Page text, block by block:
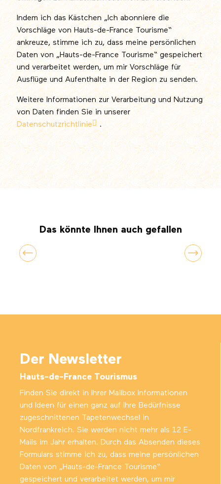
Indem ich das Kästchen „Ich abonniere die
Vorschläge von Hauts-de-France Tourisme“
ankreuze, stimme ich zu, dass meine persönlichen
Daten von „Hauts-de-France Tourisme“ gespeichert
und verarbeitet werden, um mir Vorschläge für
Ausflüge und Aufenthalte in der Region zu senden.
Weitere Informationen zur Verarbeitung und Nutzung
von Daten finden Sie in unserer
Datenschutzrichtlinie
.
Das könnte Ihnen auch gefallen
Im Einbaum durch die Somme-Bucht
Der Newsletter
Hauts-de-France Tourismus
Finden Sie direkt in Ihrer Mailbox Informationen
und Ideen für einen ganz auf Ihre Bedürfnisse
zugeschnittenen Tapetenwechsel in
Nordfrankreich. Sie werden nicht mehr als 12 E-
Mails im Jahr erhalten. Durch das Absenden dieses
Formulars stimme ich zu, dass meine persönlichen
Daten von „Hauts-de-France Tourisme“
gespeichert und verarbeitet werden, um mir